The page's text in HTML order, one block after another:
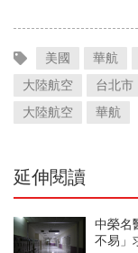
美國 華航
大陸航空
台北市
大陸航空
華航
延伸閱讀
中榮名
不易」